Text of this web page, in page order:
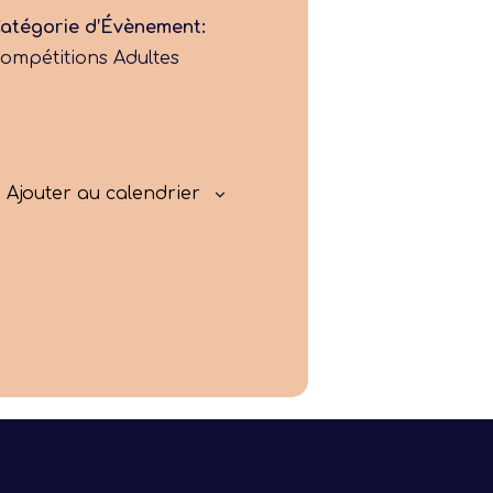
Progresser
d’Évènement:
Adultes
Ajouter au calendrier